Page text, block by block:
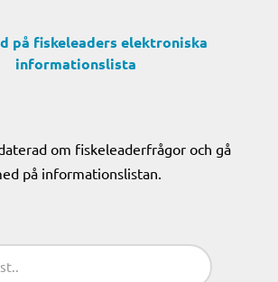
på fiskeleaders elektroniska
informationslista
om fiskeleaderfrågor och gå
på informationslistan.
Sähköposti